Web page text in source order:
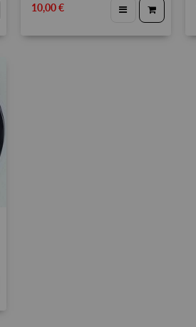
10,00 €